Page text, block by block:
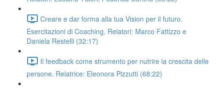
Creare e dar forma alla tua Vision per il futuro.
Esercitazioni di Coaching. Relatori: Marco Fattizzo e
Daniela Restelli (32:17)
Il feedback come strumento per nutrire la crescita delle
persone. Relatrice: Eleonora Pizzutti (68:22)